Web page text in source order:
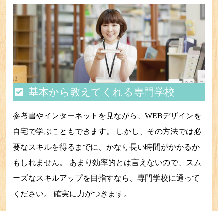
基本から教えてくれる専門学校
参考書やインターネットを見ながら、WEBデザインを
自宅で学ぶこともできます。 しかし、その方法では必
要なスキルを得るまでに、かなり長い時間がかかるか
もしれません。 あまり効率的とは言えないので、スム
ーズなスキルアップを目指すなら、専門学校に通って
ください。 確実に力がつきます。